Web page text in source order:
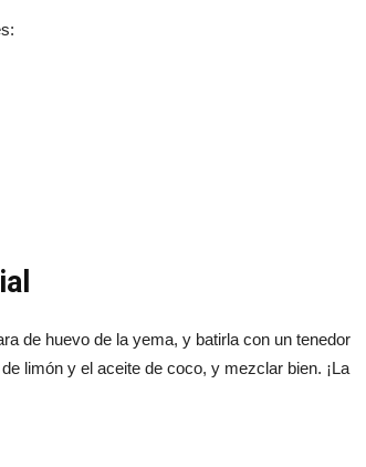
de huevo de la yema, y batirla con un tenedor
limón y el aceite de coco, y mezclar bien. ¡La